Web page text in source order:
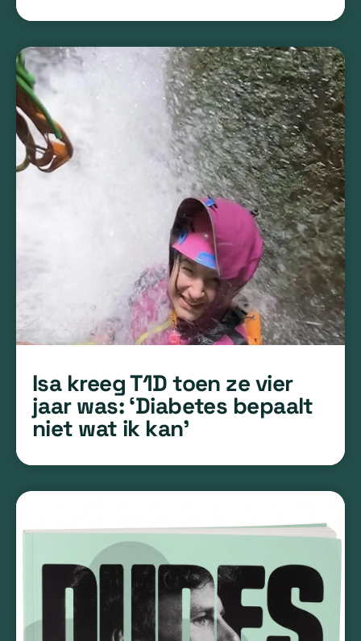
Isa kreeg T1D toen ze vier
jaar was: ‘Diabetes bepaalt
niet wat ik kan’